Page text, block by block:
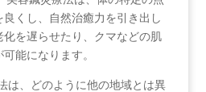
くし、自然治癒力を引き出し
化を遅らせたり、クマなどの肌
能になります。
は、どのように他の地域とは異